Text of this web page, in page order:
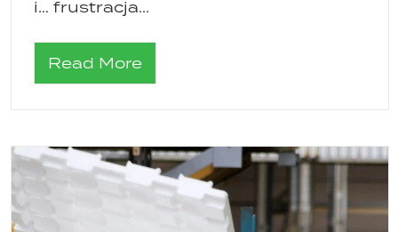
i… frustracja...
Read More